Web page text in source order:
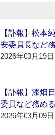
【訃報】松本
安委員長など
2026年03月19
【訃報】漆畑
委員など務める
2026年03月09